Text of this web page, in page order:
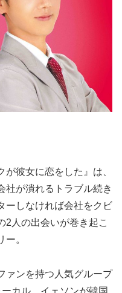
彼女に恋をした』は、
社が潰れるトラブル続き
ーしなければ会社をクビ
2人の出会いが巻き起こ
。
ァンを持つ人気グループ
カル、イェソンが韓国